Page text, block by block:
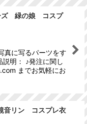
ズ 緑の娘 コスプ
真に写るパーツをす
明： ♪発注に関し
までお気軽にお
リン コスプレ衣